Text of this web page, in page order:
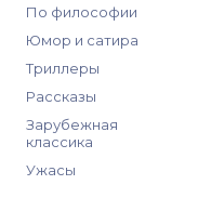
По философии
Юмор и сатира
Триллеры
Рассказы
Зарубежная
классика
Ужасы